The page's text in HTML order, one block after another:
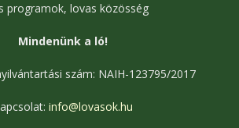
programok, lovas közösség
Mindenünk a ló!
szám: NAIH-123795/2017
info@lovasok.hu